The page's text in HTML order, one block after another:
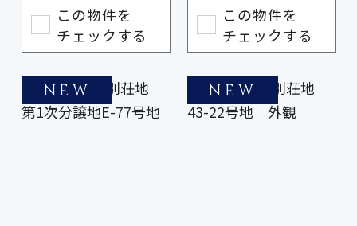
この物件を
チェックする
この物件を
チェックする
NEW NEW